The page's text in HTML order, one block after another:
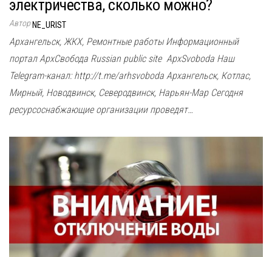
электричества, сколько можно?
Автор NE_URIST
Архангельск, ЖКХ, Ремонтные работы Информационный
портал АрхСвобода Russian public site ApxSvoboda Наш
Telegram-канал: http://t.me/arhsvoboda Архангельск, Котлас,
Мирный, Новодвинск, Северодвинск, Нарьян-Мар Сегодня
ресурсоснабжающие организации проведят…